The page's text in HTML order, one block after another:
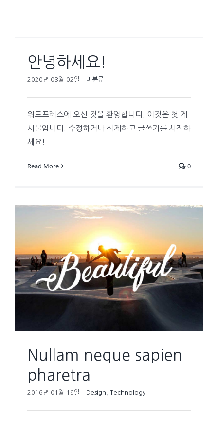
안녕하세요!
2020년 03월 02일 미분류
워드프레스에 오신 것을 환영합니다. 이것은 첫 게
시물입니다. 수정하거나 삭제하고 글쓰기를 시작하
세요!
Read More 0
Nullam neque sapien
pharetra
2016년 01월 19일 Design Technology